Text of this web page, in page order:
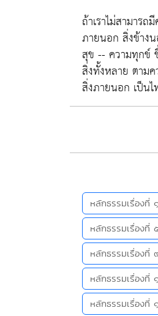
ถ้าเราไม่สามาร
ภายนอก สิ่งข้างน
สุข -- ความทุกข์
สิ่งทั้งหลาย ตามค
สิ่งภายนอก เป็นไ
หลักธรรมเรื่องที่
หลักธรรมเรื่องที่
หลักธรรมเรื่องที่
หลักธรรมเรื่องที่
หลักธรรมเรื่องที่